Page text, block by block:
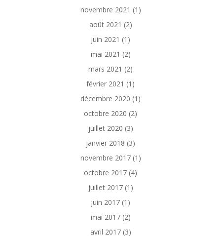
novembre 2021 (1)
août 2021 (2)
juin 2021 (1)
mai 2021 (2)
mars 2021 (2)
février 2021 (1)
décembre 2020 (1)
octobre 2020 (2)
juillet 2020 (3)
janvier 2018 (3)
novembre 2017(1)
octobre 2017 (4)
juillet 2017(1)
juin 2017 (1)
mai 2017(2)
avril 2017(3)